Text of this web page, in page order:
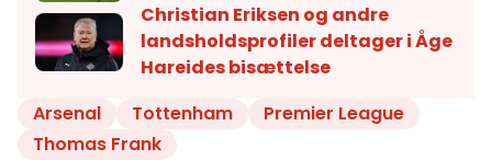
Christian Eriksen og andre
landsholdsprofiler deltager i Åge
Hareides bisættelse
Arsenal
Tottenham
Premier League
Thomas Frank